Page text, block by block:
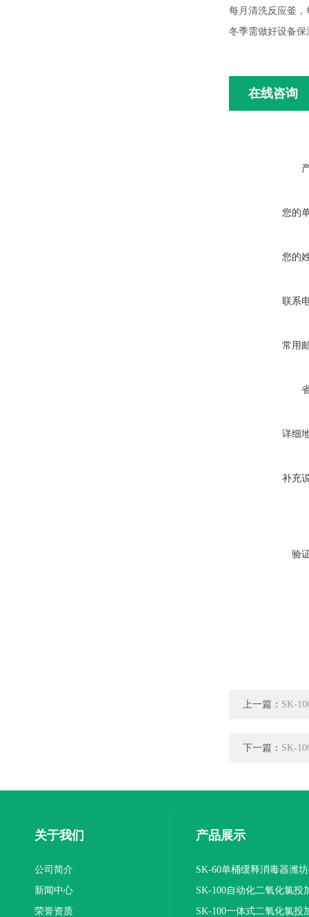
每月清洗反应釜
冬季需做好设备
在线咨询
您的
您的
联系
常用
详细
补充
验
上一篇： SK-
下一篇： SK-
关于我们
公司简介
新闻中心
荣誉资质
产品展示
SK-60单桶缓释消毒器潍
SK-100自动化二氧化氯投
装置
SK-100一体式二氧化氯投